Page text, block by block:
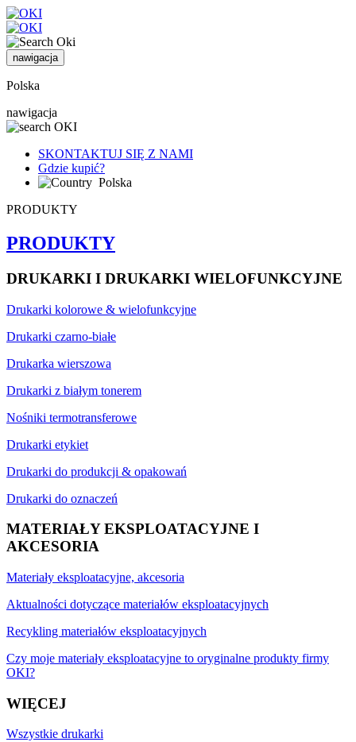
nawigacja
Polska
nawigacja
SKONTAKTUJ SIĘ Z NAMI
Gdzie kupić?
Polska
PRODUKTY
PRODUKTY
DRUKARKI I DRUKARKI WIELOFUNKCYJNE
Drukarki kolorowe & wielofunkcyjne
Drukarki czarno-białe
Drukarka wierszowa
Drukarki z białym tonerem
Nośniki termotransferowe
Drukarki etykiet
Drukarki do produkcji & opakowań
Drukarki do oznaczeń
MATERIAŁY EKSPLOATACYJNE I
AKCESORIA
Materiały eksploatacyjne, akcesoria
Aktualności dotyczące materiałów eksploatacyjnych
Recykling materiałów eksploatacyjnych
Czy moje materiały eksploatacyjne to oryginalne produkty firmy
OKI?
WIĘCEJ
Wszystkie drukarki